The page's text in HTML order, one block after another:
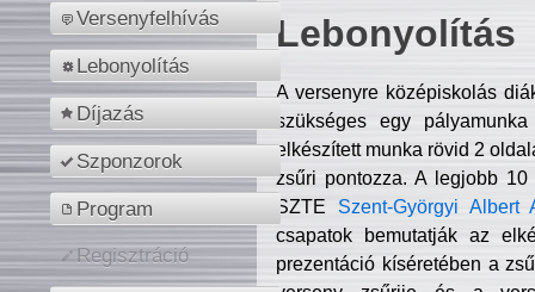
Versenyfelhívás
Lebonyolítás
Díjazás
Szponzorok
Program
Regisztráció
Lebonyolítás
A versenyre középiskolás
szükséges egy
elkészített munka rövid 2
zsűri pontozza. A legjobb
SZTE Szent-Györgyi Albert
csapatok bemutatják az
prezentáció kíséretében a